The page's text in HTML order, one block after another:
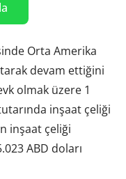
Orta Amerika
devam ettiğini
olmak üzere 1
inşaat çeliği
inşaat çeliği
ABD doları